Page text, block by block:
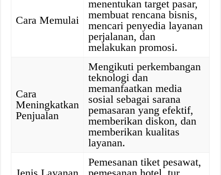
Cara Memulai
menentukan target pasar,
membuat rencana bisnis,
mencari penyedia layanan
perjalanan, dan
melakukan promosi.
Cara
Meningkatkan
Penjualan
Mengikuti perkembangan
teknologi dan
memanfaatkan media
sosial sebagai sarana
pemasaran yang efektif,
memberikan diskon, dan
memberikan kualitas
layanan.
Pemesanan tiket pesawat,